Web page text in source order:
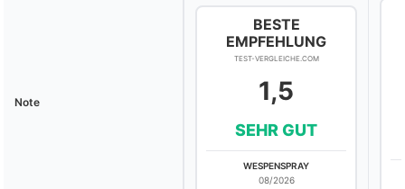
Note
BESTE
EMPFEHLUNG
TEST-VERGLEICHE.COM
1,5
SEHR GUT
WESPENSPRAY
08/2026